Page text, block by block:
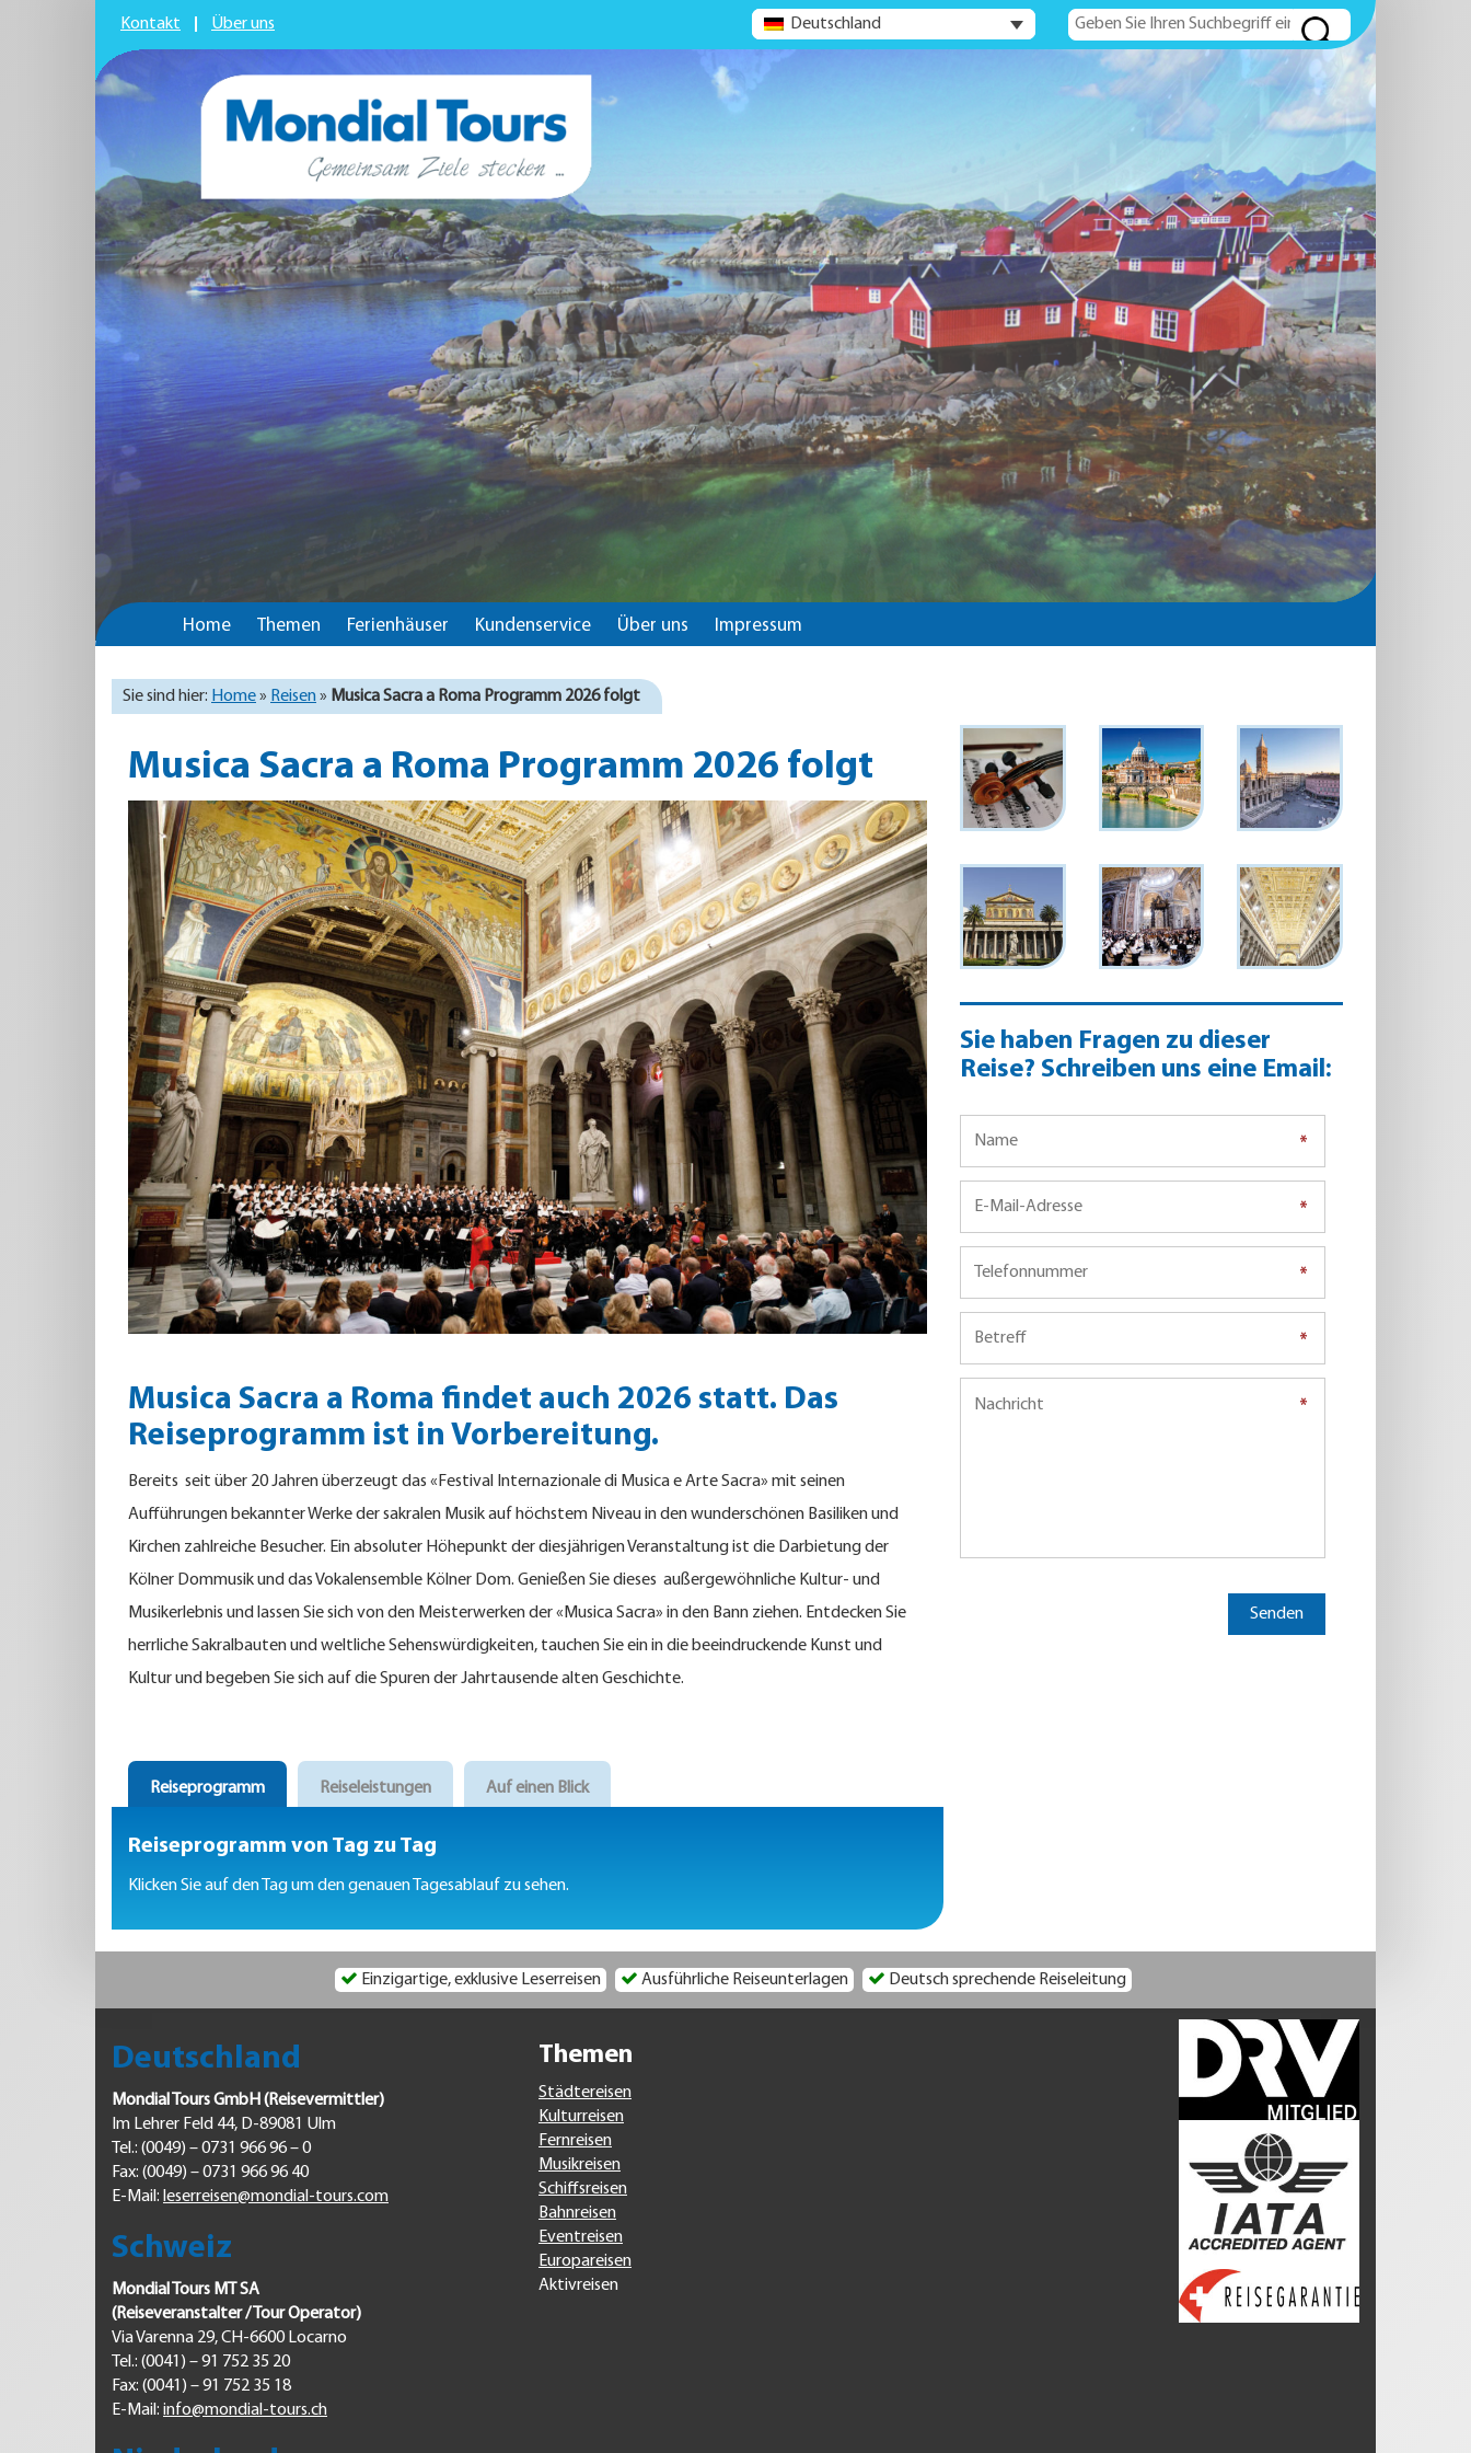
Kontakt Über uns Deutschland
Home Themen Ferienhäuser Kundenservice Über uns Impressum
Sie sind hier: Home» Reisen» Musica Sacra a Roma Programm 2026 folgt
Musica Sacra a Roma Programm 2026 folgt
Musica Sacra a Roma findet auch 2026 statt. Das
Reiseprogramm ist in Vorbereitung.
Bereits seit über 20 Jahren überzeugt das «Festival Internazionale di Musica e Arte Sacra» mit seinen
Aufführungen bekannter Werke der sakralen Musik auf höchstem Niveau in den wunderschönen Basiliken und
Kirchen zahlreiche Besucher. Ein absoluter Höhepunkt der diesjährigen Veranstaltung ist die Darbietung der
Kölner Dommusik und das Vokalensemble Kölner Dom. Genießen Sie dieses außergewöhnliche Kultur- und
Musikerlebnis und lassen Sie sich von den Meisterwerken der «Musica Sacra» in den Bann ziehen. Entdecken Sie
herrliche Sakralbauten und weltliche Sehenswürdigkeiten, tauchen Sie ein in die beeindruckende Kunst und
Kultur und begeben Sie sich auf die Spuren der Jahrtausende alten Geschichte.
Reiseprogramm Reiseleistungen Auf einen Blick
Reiseprogramm von Tag zu Tag
Klicken Sie auf den Tag um den genauen Tagesablauf zu sehen.
Sie haben Fragen zu dieser
Reise? Schreiben uns eine Email:
*
*
*
*
*
*
*
*
*
*
Einzigartige, exklusive Leserreisen Ausführliche Reiseunterlagen Deutsch sprechende Reiseleitung
Deutschland
Mondial Tours GmbH (Reisevermittler)
Im Lehrer Feld 44, D-89081 Ulm
Tel.: (0049) – 0731 966 96 – 0
Fax: (0049) – 0731 966 96 40
E-Mail: leserreisen@mondial-tours.com
Schweiz
Mondial Tours MT SA
(Reiseveranstalter / Tour Operator)
Via Varenna 29, CH-6600 Locarno
Tel.: (0041) – 91 752 35 20
Fax: (0041) – 91 752 35 18
E-Mail: info@mondial-tours.ch
Themen
Städtereisen
Kulturreisen
Fernreisen
Musikreisen
Schiffsreisen
Bahnreisen
Eventreisen
Europareisen
Aktivreisen